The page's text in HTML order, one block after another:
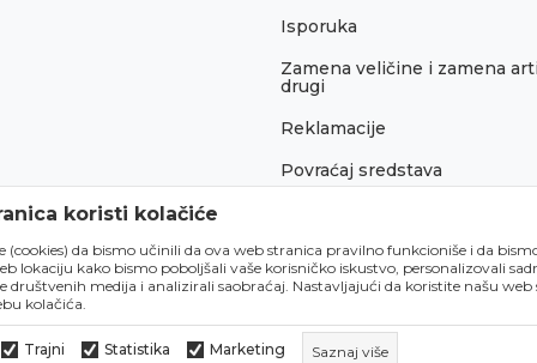
Isporuka
Zamena veličine i zamena
drugi
Reklamacije
Povraćaj sredstava
koristi kolačiće
(cookies) da bismo učinili da ova web stranica pravilno funkcioniše i da
lokaciju kako bismo poboljšali vaše korisničko iskustvo, personalizovali
društvenih medija i analizirali saobraćaj. Nastavljajući da koristite našu web
kolačića.
Trajni Statistika Marketing Saznaj više